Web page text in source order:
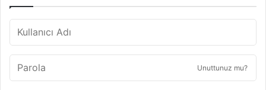
Unuttunuz mu?